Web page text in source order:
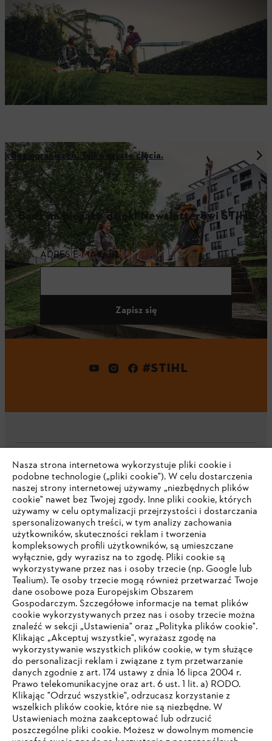
Bez ograniczeń. Tylko czyste cięcia.
Bądź na bieżąco dzięki Newsletterowi STIHL
ADRES E-MAIL
Zapisz się
#STIHL
Firma
STIHL FAQ
Serwis
Polityka prywatności Wskazówki prawne Cookies
Informacje prawne
"ANDREAS STIHL" SP. Z O.O. z siedzibą w Sadach, 62-080 Tarnowo
Podgórne
TWOJA PRZEGLĄDARKA NIE JEST
OBSŁUGIWANA
Nasza strona internetowa wykorzystuje pliki cookie i
podobne technologie („pliki cookie"). W celu dostarczenia
naszej strony internetowej używamy „niezbędnych plików
cookie" nawet bez Twojej zgody. Inne pliki cookie, których
używamy w celu optymalizacji przejrzystości i dostarczania
spersonalizowanych treści, w tym analizy zachowania
użytkowników, skuteczności reklam i tworzenia
kompleksowych profili użytkowników, są umieszczane
wyłącznie, gdy wyrazisz na to zgodę. Pliki cookie są
wykorzystywane przez nas i osoby trzecie (np. Google lub
Tealium). Te osoby trzecie mogą również przetwarzać Twoje
dane osobowe poza Europejskim Obszarem
Gospodarczym. Szczegółowe informacje na temat plików
cookie wykorzystywanych przez nas i osoby trzecie można
znaleźć w sekcji „Ustawienia" oraz „Polityka plików cookie".
Klikając „Akceptuj wszystkie", wyrażasz zgodę na
wykorzystywanie wszystkich plików cookie, w tym służące
do personalizacji reklam i związane z tym przetwarzanie
danych zgodnie z art. 174 ustawy z dnia 16 lipca 2004 r.
Prawo telekomunikacyjne oraz art. 6 ust. 1 lit. a) RODO.
Klikając "Odrzuć wszystkie", odrzucasz korzystanie z
wszelkich plików cookie, które nie są niezbędne. W
Ustawieniach można zaakceptować lub odrzucić
poszczególne pliki cookie. Możesz w dowolnym momencie